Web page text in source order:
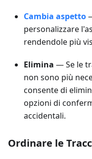
Cambia aspetto
personalizzare
rendendole più
Elimina — Se le
non sono più
consente di
opzioni di
accidentali.
Ordinare le